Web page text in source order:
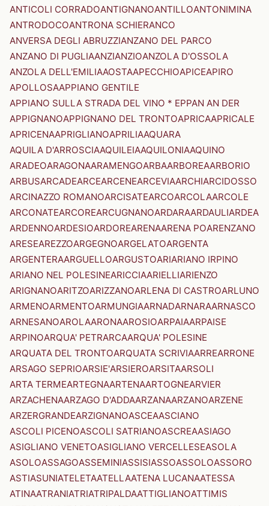
ANTICOLI CORRADOANTIGNANOANTILLOANTONIMINA
ANTRODOCOANTRONA SCHIERANCO
ANVERSA DEGLI ABRUZZIANZANO DEL PARCO
ANZANO DI PUGLIAANZIANZIOANZOLA D'OSSOLA
ANZOLA DELL'EMILIAAOSTAAPECCHIOAPICEAPIRO
APOLLOSAAPPIANO GENTILE
APPIANO SULLA STRADA DEL VINO * EPPAN AN DER
APPIGNANOAPPIGNANO DEL TRONTOAPRICAAPRICALE
APRICENAAPRIGLIANOAPRILIAAQUARA
AQUILA D'ARROSCIAAQUILEIAAQUILONIAAQUINO
ARADEOARAGONAARAMENGOARBAARBOREAARBORIO
ARBUSARCADEARCEARCENEARCEVIAARCHIARCIDOSSO
ARCINAZZO ROMANOARCISATEARCOARCOLAARCOLE
ARCONATEARCOREARCUGNANOARDARAARDAULIARDEA
ARDENNOARDESIOARDOREARENAARENA POARENZANO
ARESEAREZZOARGEGNOARGELATOARGENTA
ARGENTERAARGUELLOARGUSTOARIARIANO IRPINO
ARIANO NEL POLESINEARICCIAARIELLIARIENZO
ARIGNANOARITZOARIZZANOARLENA DI CASTROARLUNO
ARMENOARMENTOARMUNGIAARNADARNARAARNASCO
ARNESANOAROLAARONAAROSIOARPAIAARPAISE
ARPINOARQUA' PETRARCAARQUA' POLESINE
ARQUATA DEL TRONTOARQUATA SCRIVIAARREARRONE
ARSAGO SEPRIOARSIE'ARSIEROARSITAARSOLI
ARTA TERMEARTEGNAARTENAARTOGNEARVIER
ARZACHENAARZAGO D'ADDAARZANAARZANOARZENE
ARZERGRANDEARZIGNANOASCEAASCIANO
ASCOLI PICENOASCOLI SATRIANOASCREAASIAGO
ASIGLIANO VENETOASIGLIANO VERCELLESEASOLA
ASOLOASSAGOASSEMINIASSISIASSOASSOLOASSORO
ASTIASUNIATELETAATELLAATENA LUCANAATESSA
ATINAATRANIATRIATRIPALDAATTIGLIANOATTIMIS